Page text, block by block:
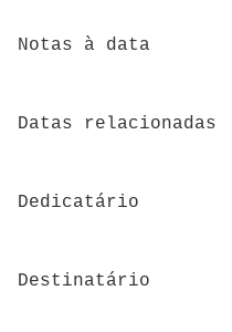
Notas à data
Datas relacionadas
Dedicatário
Destinatário